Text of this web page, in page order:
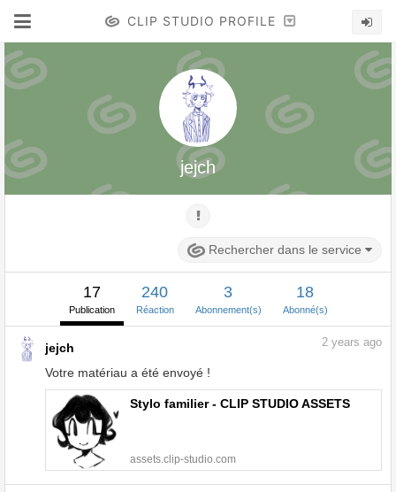
CLIP STUDIO PROFILE
jejch
Rechercher dans le service
17
Publication
240
Réaction
3
Abonnement(s)
18
Abonné(s)
jejch
Votre matériau a été envoyé !
2 years ago
Stylo familier - CLIP STUDIO ASSETS
assets.clip-studio.com